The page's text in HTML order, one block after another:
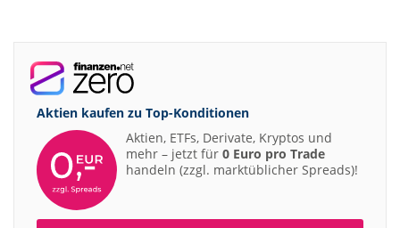
Aktien kaufen zu Top-Konditionen
Aktien, ETFs, Derivate, Kryptos und
mehr – jetzt für 0 Euro pro Trade
handeln (zzgl. marktüblicher Spreads)!